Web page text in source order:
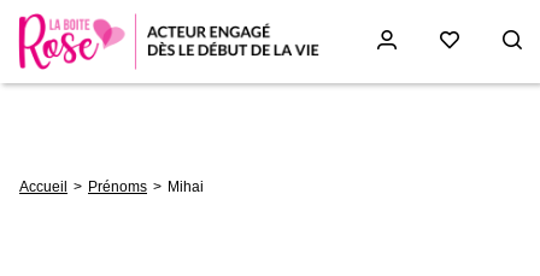
d'Ariane
Accueil Prénoms Mihai